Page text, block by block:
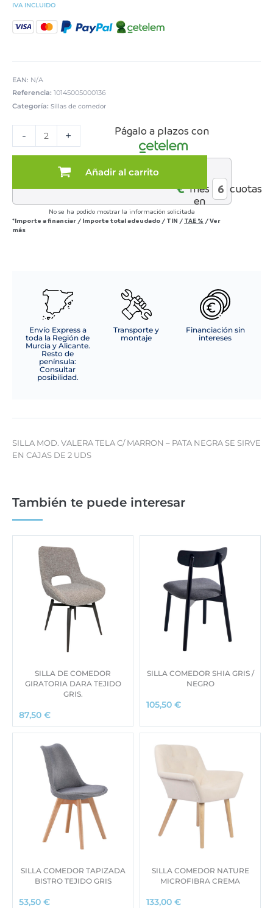
IVA INCLUIDO
EAN: N/A
Referencia: 10145005000136
Categoría: Sillas de comedor
-
TELA
-
PATA
SE
cantidad
+
Añadir al carrito
Págalo a plazos con
€*mes
en
cuotas
No se ha podido mostrar la información solicitada
*Importe a financiar / Importe total adeudado / TIN / TAE % /Ver
más
Envío Express a
toda la Región de
Murcia y Alicante.
Resto de
península:
Consultar
posibilidad.
Transporte y
montaje
Financiación sin
intereses
SILLA MOD. VALERA TELA C/ MARRON – PATA NEGRA SE SIRVE
EN CAJAS DE 2 UDS
También te puede interesar
SILLA DE COMEDOR
GIRATORIA DARA TEJIDO
GRIS.
87,50 €
SILLA COMEDOR SHIA GRIS /
NEGRO
105,50 €
SILLA COMEDOR TAPIZADA
BISTRO TEJIDO GRIS
53,50 €
SILLA COMEDOR NATURE
MICROFIBRA CREMA
133,00 €